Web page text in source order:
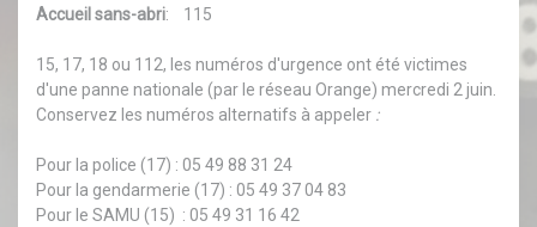
Accueil sans-abri: 115
15, 17, 18 ou 112, les numéros d'urgence ont été victimes
d'une panne nationale (par le réseau Orange) mercredi 2 juin.
Conservez les numéros alternatifs à appeler :
Pour la police (17) : 05 49 88 31 24
Pour la gendarmerie (17) : 05 49 37 04 83
Pour le SAMU (15) : 05 49 31 16 42